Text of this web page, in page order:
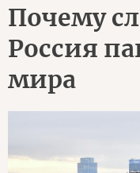
Почему
Россия
мира